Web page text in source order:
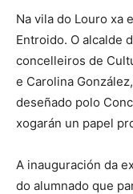
Na vila do Louro xa
Entroido. O alcalde
concelleiros de
e Carolina
deseñado polo
xogarán un papel
A inauguración da
do alumnado que